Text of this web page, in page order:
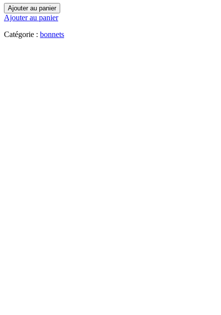
Ajouter au panier
Ajouter au panier
Catégorie : bonnets